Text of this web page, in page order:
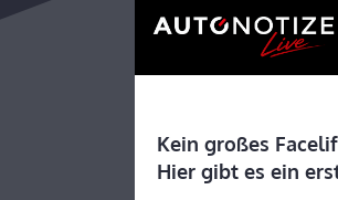
Kein großes
Hier gibt es ein